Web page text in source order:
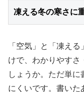
凍える冬の寒さに
「空気」と「凍え
けで、わかりやすさ
しょうか。ただ単に
にくいです。書いた